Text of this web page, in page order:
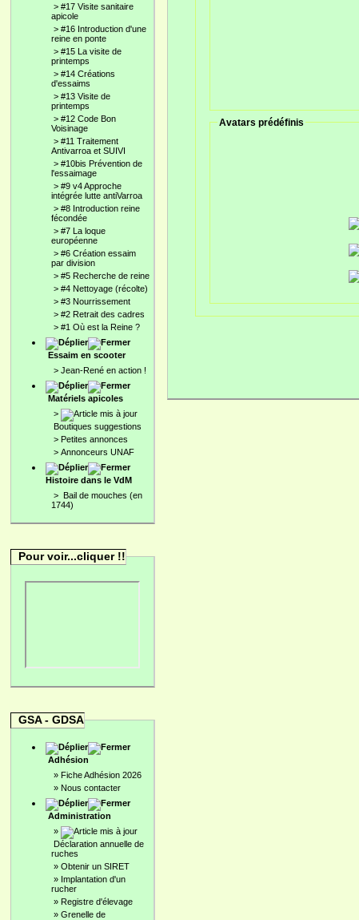
> #17 Visite sanitaire
apicole
> #16 Introduction d'une
reine en ponte
> #15 La visite de
printemps
> #14 Créations
d'essaims
> #13 Visite de
printemps
> #12 Code Bon
Voisinage
> #11 Traitement
Antivarroa et SUIVI
> #10bis Prévention de
l'essaimage
> #9 v4 Approche
intégrée lutte antiVarroa
> #8 Introduction reine
fécondée
> #7 La loque
européenne
> #6 Création essaim
par division
> #5 Recherche de reine
> #4 Nettoyage (récolte)
> #3 Nourrissement
> #2 Retrait des cadres
> #1 Où est la Reine ?
Essaim en scooter
> Jean-René en action !
Matériels apicoles
>
Boutiques suggestions
> Petites annonces
> Annonceurs UNAF
Histoire dans le VdM
> Bail de mouches (en
1744)
Pour voir...cliquer !!
GSA - GDSA
Adhésion
» Fiche Adhésion 2026
» Nous contacter
Administration
»
Déclaration annuelle de
ruches
» Obtenir un SIRET
» Implantation d'un
rucher
» Registre d'élevage
» Grenelle de
Avatars prédéfinis